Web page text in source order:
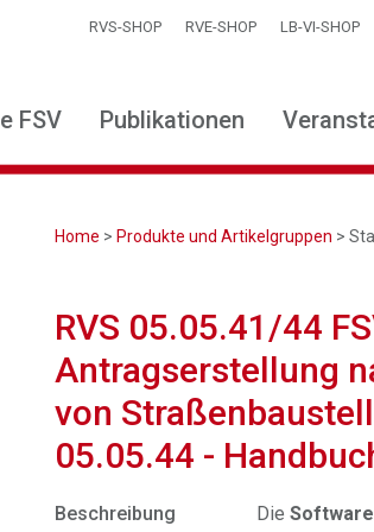
RVS-SHOP RVE-SHOP LB-VI-SHOP
FSV Publikationen
Home > Produkte und Artikelgruppen >
RVS 05.05.41/44
Antragserstellung
von
05.05.44 -
Beschreibung DieSoftware